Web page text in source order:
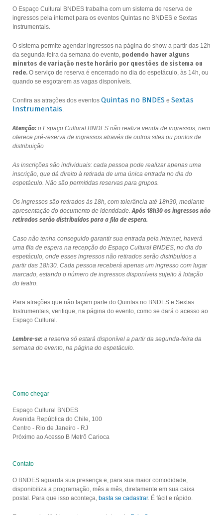
O Espaço Cultural BNDES trabalha com um sistema de reserva de
ingressos pela internet para os eventos Quintas no BNDES e Sextas
Instrumentais.
O sistema permite agendar ingressos na página do show a partir das 12h
da segunda-feira da semana do evento, podendo haver alguns
minutos de variação neste horário por questões de sistema ou
rede.O serviço de reserva é encerrado no dia do espetáculo, às 14h, ou
quando se esgotarem as vagas disponíveis.
Confira as atrações dos eventos Quintas no BNDES e Sextas
Instrumentais.
Atenção:o Espaço Cultural BNDES não realiza venda de ingressos, nem
oferece pré-reserva de ingressos através de outros sites ou pontos de
distribuição
As inscrições são individuais: cada pessoa pode realizar apenas uma
inscrição, que dá direito à retirada de uma única entrada no dia do
espetáculo. Não são permitidas reservas para grupos.
Os ingressos são retirados às 18h, com tolerância até 18h30, mediante
apresentação do documento de identidade.Após 18h30 os ingressos não
retirados serão distribuídos para a fila de espera.
Caso não tenha conseguido garantir sua entrada pela internet, haverá
uma fila de espera na recepção do Espaço Cultural BNDES, no dia do
espetáculo, onde esses ingressos não retirados serão distribuídos a
partir das 18h30. Cada pessoa receberá apenas um ingresso com lugar
marcado, estando o número de ingressos disponíveis sujeito à lotação
do teatro.
Para atrações que não façam parte do Quintas no BNDES e Sextas
Instrumentais, verifique, na página do evento, como se dará o acesso ao
Espaço Cultural.
Lembre-se:a reserva só estará disponível a partir da segunda-feira da
semana do evento, na página do espetáculo.
Como chegar
Espaço Cultural BNDES
Avenida República do Chile, 100
Centro - Rio de Janeiro - RJ
Próximo ao Acesso B Metrô Carioca
Contato
O BNDES aguarda sua presença e, para sua maior comodidade,
disponibiliza a programação, mês a mês, diretamente em sua caixa
postal. Para que isso aconteça, basta se cadastrar. É fácil e rápido.